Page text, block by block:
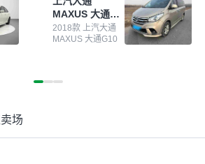
过
价
瓜
检
是大平台，整体印象还好。我最
终买了一台上汽大通，18年的
车，公里数9万多，符合我的要
捷，其他平台的分期需要到当地
MAXUS 大通
G10
2018款 上汽大通
MAXUS 大通G10
场